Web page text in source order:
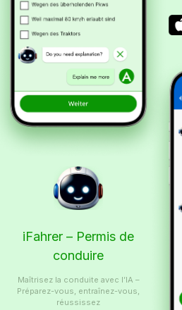
iFahrer – Permis de
conduire
Maîtrisez la conduite avec l’IA –
Préparez-vous, entraînez-vous,
réussissez